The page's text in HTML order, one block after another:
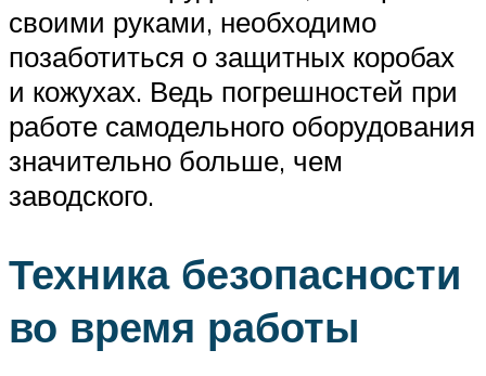
своими руками, необходимо
позаботиться о защитных коробах
и кожухах. Ведь погрешностей при
работе самодельного оборудования
значительно больше, чем
заводского.
Техника безопасности
во время работы